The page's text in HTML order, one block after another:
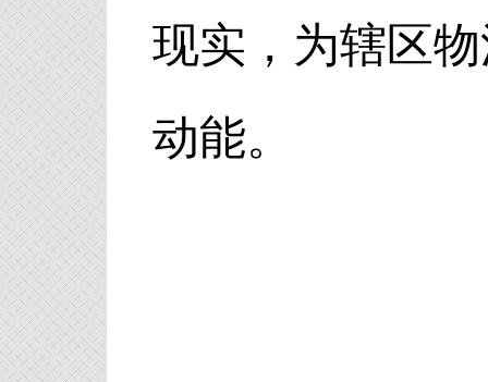
现实，为辖区
动能。